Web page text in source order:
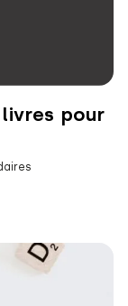
pour